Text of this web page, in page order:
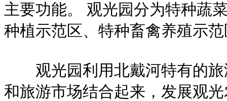
主要功能。 观光园分为特种蔬
种植示范区、特种畜禽养殖示
观光园利用北戴河特有的旅
和旅游市场结合起来，发展观